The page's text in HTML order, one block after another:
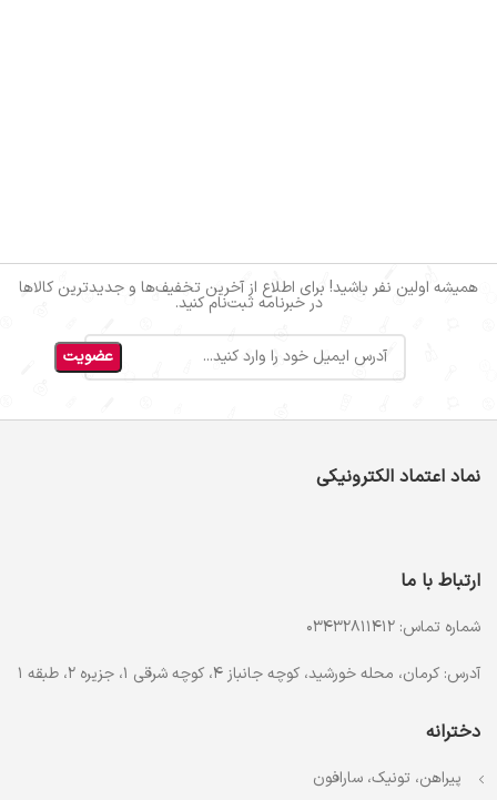
همیشه اولین نفر باشید! برای اطلاع از آخرین تخفیف‌ها و جدیدترین کالاها
در خبرنامه ثبت‌نام کنید.
نماد اعتماد الکترونیکی
ارتباط با ما
شماره تماس: 03432811412
آدرس: کرمان، محله خورشید، کوچه جانباز 4، کوچه شرقی 1، جزیره 2، طبقه 1
دخترانه
پیراهن، تونیک، سارافون